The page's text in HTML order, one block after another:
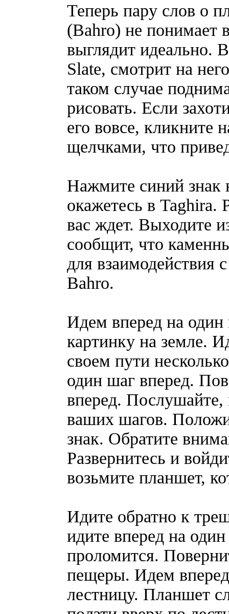
Теперь пару слов о
(Bahro) не понимает
выглядит идеально.
Slate, смотрит на
таком случае
рисовать. Если
его вовсе, кликните
щелчками, что
Нажмите синий знак
окажетесь в Taghira.
вас ждет. Выходите
сообщит, что
для взаимодействия
Bahro.
Идем вперед на
картинку на земле.
своем пути
один шаг вперед.
вперед. Послушайте,
ваших шагов.
знак. Обратите
Развернитесь и
возьмите планшет,
Идите обратно к
идите вперед на
проломится.
пещеры. Идем вперед
лестницу. Планшет